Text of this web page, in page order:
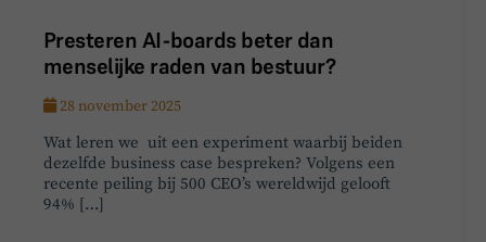
Presteren AI-boards beter dan
menselijke raden van bestuur?
28 november 2025
Wat leren we uit een experiment waarbij beiden
dezelfde business case bespreken? Volgens een
recente peiling bij 500 CEO’s wereldwijd gelooft
94% […]